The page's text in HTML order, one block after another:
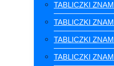
TABLICZKI
TABLICZKI
TABLICZKI
TABLICZKI